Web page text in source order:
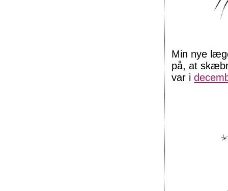
Min nye
på, at
var i